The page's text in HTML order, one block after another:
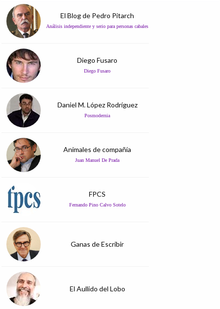
El Blog de Pedro Pitarch
Análisis independiente y serio para personas cabales
Diego Fusaro
Diego Fusaro
Daniel M. López Rodríguez
Posmodernia
Animales de compañía
Juan Manuel De Prada
FPCS
Fernando Pino Calvo Sotelo
Ganas de Escribir
El Aullido del Lobo